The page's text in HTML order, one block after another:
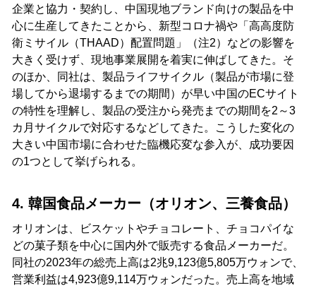
企業と協力・契約し、中国現地ブランド向けの製品を中
心に生産してきたことから、新型コロナ禍や「高高度防
衛ミサイル（THAAD）配置問題」（注2）などの影響を
大きく受けず、現地事業展開を着実に伸ばしてきた。そ
のほか、同社は、製品ライフサイクル（製品が市場に登
場してから退場するまでの期間）が早い中国のECサイト
の特性を理解し、製品の受注から発売までの期間を2～3
カ月サイクルで対応するなどしてきた。こうした変化の
大きい中国市場に合わせた臨機応変な参入が、成功要因
の1つとして挙げられる。
4. 韓国食品メーカー（オリオン、三養食品）
オリオンは、ビスケットやチョコレート、チョコパイな
どの菓子類を中心に国内外で販売する食品メーカーだ。
同社の2023年の総売上高は2兆9,123億5,805万ウォンで、
営業利益は4,923億9,114万ウォンだった。売上高を地域